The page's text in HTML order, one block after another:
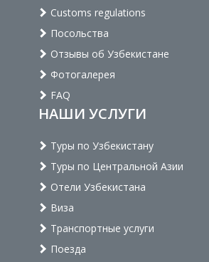
Customs regulations
Посольства
Отзывы об Узбекистане
Фотогалерея
FAQ
НАШИ УСЛУГИ
Туры по Узбекистану
Туры по Центральной Азии
Отели Узбекистана
Виза
Транспортные услуги
Поезда